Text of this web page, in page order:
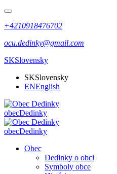
+4210918476702
ocu.dedinky@gmail.com
SKSlovensky
SKSlovensky
ENEnglish
obecDedinky
obecDedinky
Obec
Dedinky o obci
Symboly obce